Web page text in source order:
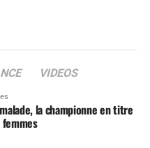
VIDEOS
la championne en titre